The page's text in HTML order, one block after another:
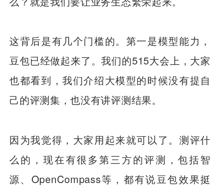
这背后是有几个门槛的。第一是模型能力，
豆包已经做起来了。我们的515大会上，大家
也都看到，我们介绍大模型的时候没有提自
己的评测集，也没有讲评测结果。
因为我觉得，大家用起来就可以了。测评什
么的，现在有很多第三方的评测，包括智
源、OpenCompass等，都有说豆包效果挺